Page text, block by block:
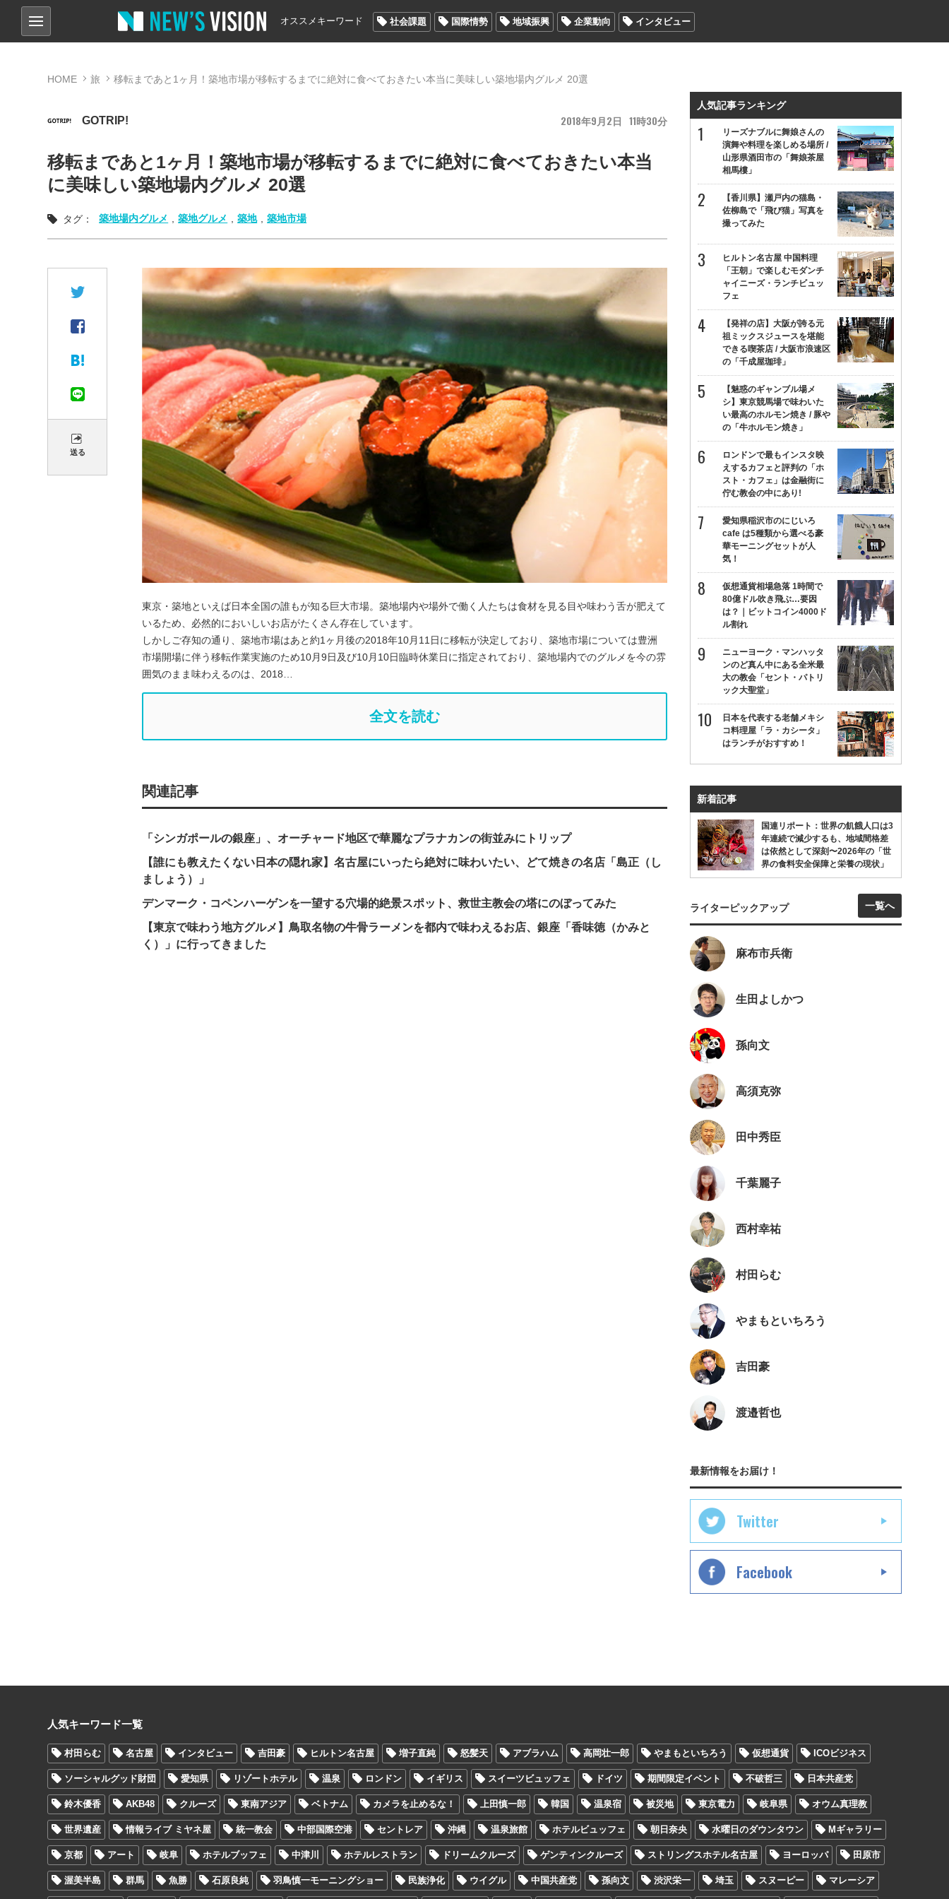
オススメキーワード 社会課題 国際情勢 地域振興 企業動向 インタビュー
HOME 旅 移転まであと1ヶ月！築地市場が移転するまでに絶対に食べておきたい本当に美味しい築地場内グルメ 20選
GOTRIP! 2018 9 2 11 30
移転まであと1ヶ月！築地市場が移転するまでに絶対に食べておきたい本当
に美味しい築地場内グルメ 20選
タグ： 築地場内グルメ 築地グルメ 築地 築地市場
送る
東京・築地といえば日本全国の誰もが知る巨大市場。築地場内や場外で働く人たちは食材を見る目や味わう舌が肥えて
いるため、必然的においしいお店がたくさん存在しています。
しかしご存知の通り、築地市場はあと約1ヶ月後の2018年10月11日に移転が決定しており、築地市場については豊洲
市場開場に伴う移転作業実施のため10月9日及び10月10日臨時休業日に指定されており、築地場内でのグルメを今の雰
囲気のまま味わえるのは、2018…
全文を読む
関連記事
「シンガポールの銀座」、オーチャード地区で華麗なプラナカンの街並みにトリップ
【誰にも教えたくない日本の隠れ家】名古屋にいったら絶対に味わいたい、どて焼きの名店「島正（し
ましょう）」
デンマーク・コペンハーゲンを一望する穴場的絶景スポット、救世主教会の塔にのぼってみた
【東京で味わう地方グルメ】鳥取名物の牛骨ラーメンを都内で味わえるお店、銀座「香味徳（かみと
く）」に行ってきました
人気記事ランキング
リーズナブルに舞娘さんの
演舞や料理を楽しめる場所 /
山形県酒田市の「舞娘茶屋
相馬樓」
【香川県】瀬戸内の猫島・
佐柳島で「飛び猫」写真を
撮ってみた
ヒルトン名古屋 中国料理
「王朝」で楽しむモダンチ
ャイニーズ・ランチビュッ
フェ
【発祥の店】大阪が誇る元
祖ミックスジュースを堪能
できる喫茶店 / 大阪市浪速区
の「千成屋珈琲」
【魅惑のギャンブル場メ
シ】東京競馬場で味わいた
い最高のホルモン焼き / 豚や
の「牛ホルモン焼き」
ロンドンで最もインスタ映
えするカフェと評判の「ホ
スト・カフェ」は金融街に
佇む教会の中にあり!
愛知県稲沢市のにじいろ
cafe は5種類から選べる豪
華モーニングセットが人
気！
仮想通貨相場急落 1時間で
80億ドル吹き飛ぶ…要因
は？｜ビットコイン4000ド
ル割れ
ニューヨーク・マンハッタ
ンのど真ん中にある全米最
大の教会「セント・パトリ
ック大聖堂」
日本を代表する老舗メキシ
コ料理屋「ラ・カシータ」
はランチがおすすめ！
新着記事
国連リポート：世界の飢餓人口は3
年連続で減少するも、地域間格差
は依然として深刻〜2026年の「世
界の食料安全保障と栄養の現状」
ライターピックアップ 一覧へ
麻布市兵衛
生田よしかつ
孫向文
高須克弥
田中秀臣
千葉麗子
西村幸祐
村田らむ
やまもといちろう
吉田豪
渡邉哲也
最新情報をお届け！
Twitter
Facebook
人気キーワード一覧
村田らむ 名古屋 インタビュー 吉田豪 ヒルトン名古屋 増子直純 怒髪天 アブラハム 高岡壮一郎 やまもといちろう 仮想通貨 ICOビジネス
ソーシャルグッド財団 愛知県 リゾートホテル 温泉 ロンドン イギリス スイーツビュッフェ ドイツ 期間限定イベント 不破哲三 日本共産党
鈴木優香 AKB48 クルーズ 東南アジア ベトナム カメラを止めるな！ 上田慎一郎 韓国 温泉宿 被災地 東京電力 岐阜県 オウム真理教
世界遺産 情報ライブ ミヤネ屋 統一教会 中部国際空港 セントレア 沖縄 温泉旅館 ホテルビュッフェ 朝日奈央 水曜日のダウンタウン Mギャラリー
京都 アート 岐阜 ホテルブッフェ 中津川 ホテルレストラン ドリームクルーズ ゲンティンクルーズ ストリングスホテル名古屋 ヨーロッパ 田原市
渥美半島 群馬 魚勝 石原良純 羽鳥慎一モーニングショー 民族浄化 ウイグル 中国共産党 孫向文 渋沢栄一 埼玉 スヌーピー マレーシア